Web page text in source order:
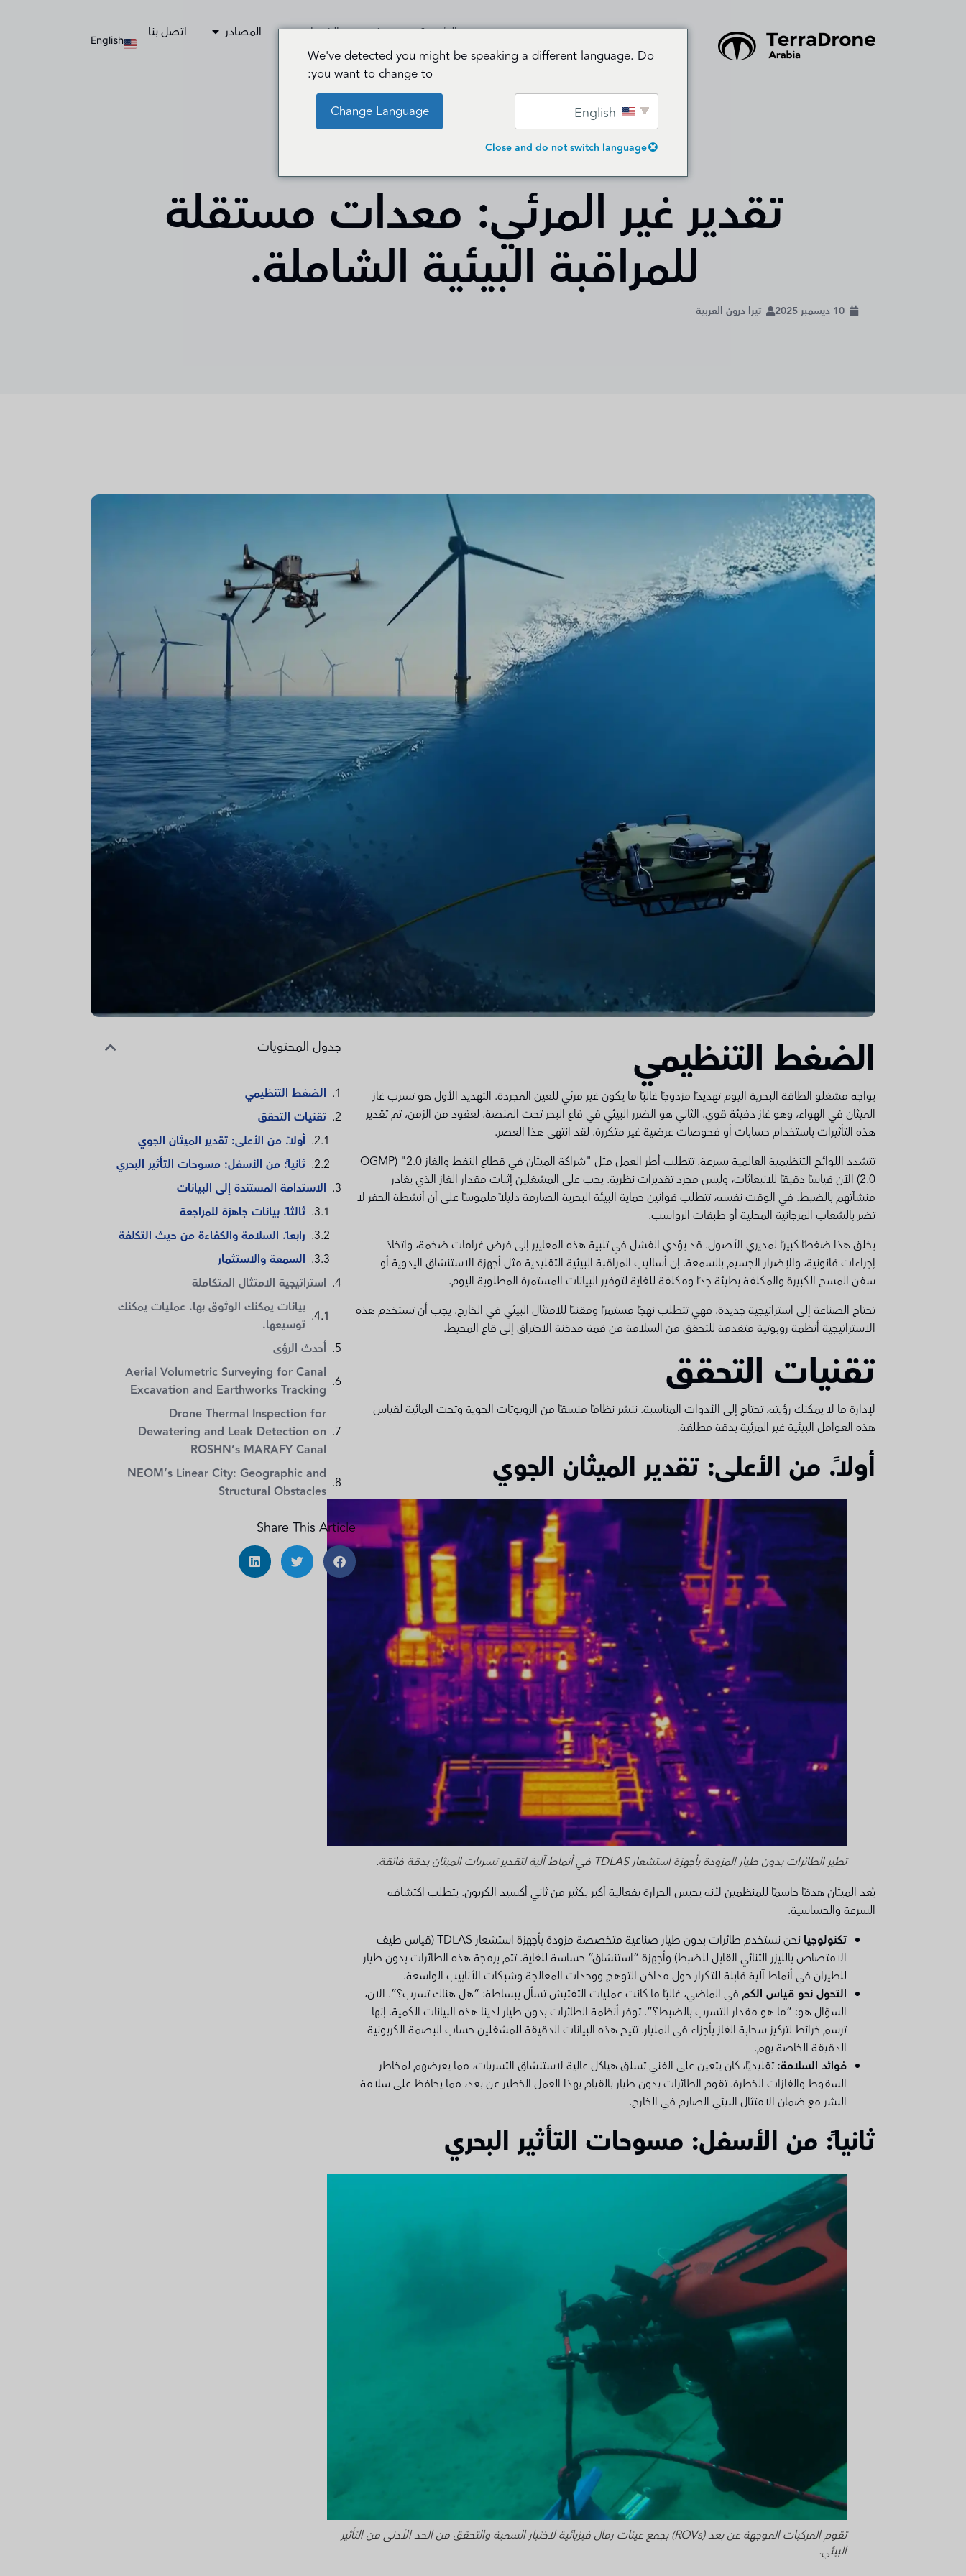
الرئيسية من نحن الخدمات المصادر اتصل بنا English
تقدير غير المرئي: معدات مستقلة
للمراقبة البيئية الشاملة.
10 ديسمبر 2025 تيرا درون العربية
الضغط التنظيمي
يواجه مشغلو الطاقة البحرية اليوم تهديدًا مزدوجًا غالبًا ما يكون غير مرئي للعين المجردة. التهديد الأول هو تسرب غاز
الميثان في الهواء، وهو غاز دفيئة قوي. الثاني هو الضرر البيئي في قاع البحر تحت المنصة. لعقود من الزمن، تم تقدير
هذه التأثيرات باستخدام حسابات أو فحوصات عرضية غير متكررة. لقد انتهى هذا العصر.
تتشدد اللوائح التنظيمية العالمية بسرعة. تتطلب أطر العمل مثل "شراكة الميثان في قطاع النفط والغاز 2.0" (OGMP
2.0) الآن قياسًا دقيقًا للانبعاثات، وليس مجرد تقديرات نظرية. يجب على المشغلين إثبات مقدار الغاز الذي يغادر
منشآتهم بالضبط. في الوقت نفسه، تتطلب قوانين حماية البيئة البحرية الصارمة دليلًا ملموسًا على أن أنشطة الحفر لا
تضر بالشعاب المرجانية المحلية أو طبقات الرواسب.
يخلق هذا ضغطًا كبيرًا لمديري الأصول. قد يؤدي الفشل في تلبية هذه المعايير إلى فرض غرامات ضخمة، واتخاذ
إجراءات قانونية، والإضرار الجسيم بالسمعة. إن أساليب المراقبة البيئية التقليدية مثل أجهزة الاستنشاق اليدوية أو
سفن المسح الكبيرة والمكلفة بطيئة جدًا ومكلفة للغاية لتوفير البيانات المستمرة المطلوبة اليوم.
تحتاج الصناعة إلى استراتيجية جديدة. فهي تتطلب نهجًا مستمرًا ومقننًا للامتثال البيئي في الخارج. يجب أن تستخدم هذه
الاستراتيجية أنظمة روبوتية متقدمة للتحقق من السلامة من قمة مدخنة الاحتراق إلى قاع المحيط.
تقنيات التحقق
لإدارة ما لا يمكنك رؤيته، تحتاج إلى الأدوات المناسبة. ننشر نظامًا منسقًا من الروبوتات الجوية وتحت المائية لقياس
هذه العوامل البيئية غير المرئية بدقة مطلقة.
أولاً. من الأعلى: تقدير الميثان الجوي
تطير الطائرات بدون طيار المزودة بأجهزة استشعار TDLAS في أنماط آلية لتقدير تسربات الميثان بدقة فائقة.
يُعد الميثان هدفًا حاسمًا للمنظمين لأنه يحبس الحرارة بفعالية أكبر بكثير من ثاني أكسيد الكربون. يتطلب اكتشافه
السرعة والحساسية.
تكنولوجيا
نحن نستخدم طائرات بدون طيار صناعية متخصصة مزودة بأجهزة استشعار TDLAS (قياس طيف
الامتصاص بالليزر الثنائي القابل للضبط) وأجهزة “استنشاق” حساسة للغاية. تتم برمجة هذه الطائرات بدون طيار
للطيران في أنماط آلية قابلة للتكرار حول مداخن التوهج ووحدات المعالجة وشبكات الأنابيب الواسعة.
التحول نحو قياس الكم في الماضي، غالبًا ما كانت عمليات التفتيش تسأل ببساطة: “هل هناك تسرب؟”. الآن،
السؤال هو: “ما هو مقدار التسرب بالضبط؟”. توفر أنظمة الطائرات بدون طيار لدينا هذه البيانات الكمية. إنها
ترسم خرائط لتركيز سحابة الغاز بأجزاء في المليار. تتيح هذه البيانات الدقيقة للمشغلين حساب البصمة الكربونية
الدقيقة الخاصة بهم.
فوائد السلامة:تقليديًا، كان يتعين على الفني تسلق هياكل عالية لاستنشاق التسربات، مما يعرضهم لمخاطر
السقوط والغازات الخطرة. تقوم الطائرات بدون طيار بالقيام بهذا العمل الخطير عن بعد، مما يحافظ على سلامة
البشر مع ضمان الامتثال البيئي الصارم في الخارج.
ثانياً: من الأسفل: مسوحات التأثير البحري
تقوم المركبات الموجهة عن بعد (ROVs) بجمع عينات رمال فيزيائية لاختبار السمية والتحقق من الحد الأدنى من التأثير
البيئي.
جدول المحتويات
الضغط التنظيمي
تقنيات التحقق
أولاً. من الأعلى: تقدير الميثان الجوي
ثانياً: من الأسفل: مسوحات التأثير البحري
الاستدامة المستندة إلى البيانات
ثالثاً. بيانات جاهزة للمراجعة
رابعاً. السلامة والكفاءة من حيث التكلفة
السمعة والاستثمار
استراتيجية الامتثال المتكاملة
بيانات يمكنك الوثوق بها. عمليات يمكنك
توسيعها.
أحدث الرؤى
Aerial Volumetric Surveying for Canal
Excavation and Earthworks Tracking
Drone Thermal Inspection for
Dewatering and Leak Detection on
ROSHN’s MARAFY Canal
NEOM’s Linear City: Geographic and
Structural Obstacles
Share This Article
We've detected you might be speaking a different language. Do
you want to change to:
English
Change Language
Close and do not switch language